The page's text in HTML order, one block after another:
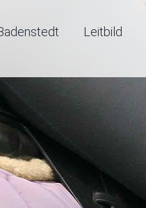
Leitbild